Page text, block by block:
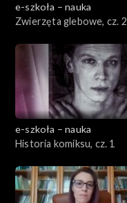
e-szkoła – nauka
Zwierzęta glebowe, cz. 2
e-szkoła – nauka
Historia komiksu, cz. 1